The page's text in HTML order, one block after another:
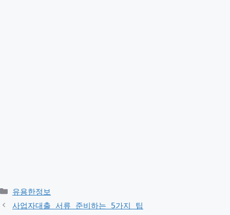
Categories
유용한정보
사업자대출 서류 준비하는 5가지 팁